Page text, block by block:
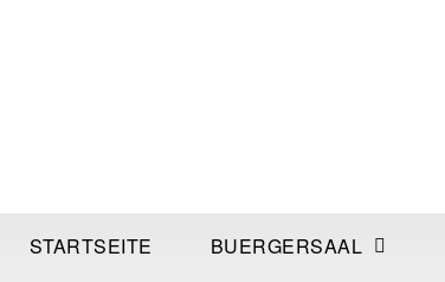
STARTSEITE BUERGERSAAL